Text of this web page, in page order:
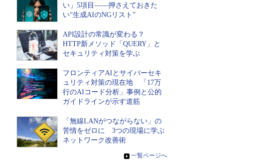
い」5項目――押さえておきた
い“生成AIのNGリスト”
API設計の常識が変わる？
HTTP新メソッド「QUERY」と
セキュリティ対策を学ぶ
フロンティアAIとサイバーセキ
ュリティ対策の現在地 「17万
行のAIコード分析」事例と公的
ガイドラインが示す道筋
「無線LANがつながらない」の
苦情をゼロに 3つの現場に学ぶ
ネットワーク改善術
» 一覧ページへ